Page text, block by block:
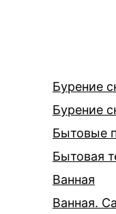
Бурение
Бурение
Бытовые
Бытовая
Ванная
Ванная.